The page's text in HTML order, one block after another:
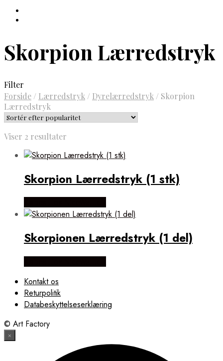
Skorpion Lærredstryk
Filter
Forside / Lærredstryk / Dyrelærredstryk / Skorpion
Lærredstryk
Viser 2 resultater
popularitet
Skorpion Lærredstryk (1 stk)
Skorpionen Lærredstryk (1 del)
Kontakt os
Returpolitik
Databeskyttelseserklæring
© Art Factory
×